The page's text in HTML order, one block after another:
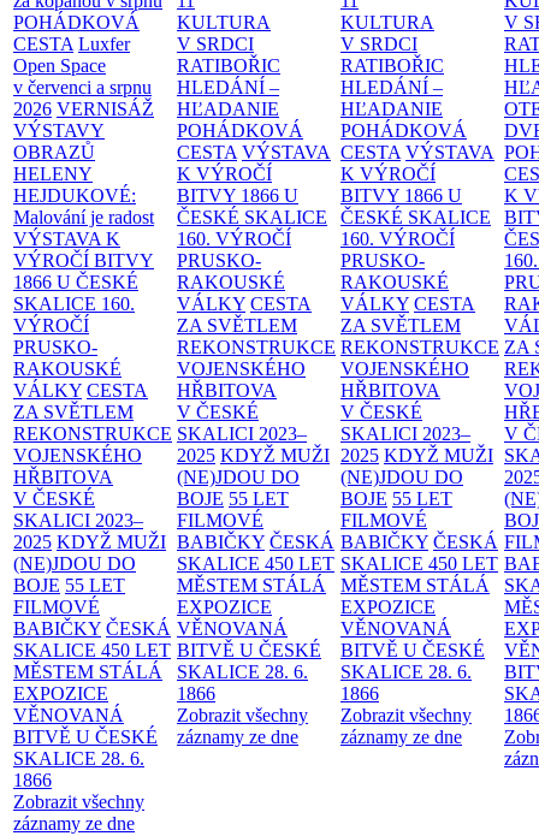
POHÁDKOVÁ
CESTA Luxfer
Open Space
v červenci a srpnu
2026 VERNISÁŽ
VÝSTAVY
OBRAZŮ
HELENY
HEJDUKOVÉ:
Malování je radost
VÝSTAVA K
VÝROČÍ BITVY
1866 U ČESKÉ
SKALICE 160.
VÝROČÍ
PRUSKO-
RAKOUSKÉ
VÁLKY CESTA
ZA SVĚTLEM
REKONSTRUKCE
VOJENSKÉHO
HŘBITOVA
V ČESKÉ
SKALICI 2023–
2025 KDYŽ MUŽI
(NE)JDOU DO
BOJE 55 LET
FILMOVÉ
BABIČKY ČESKÁ
SKALICE 450 LET
MĚSTEM STÁLÁ
EXPOZICE
VĚNOVANÁ
BITVĚ U ČESKÉ
SKALICE 28. 6.
1866
Zobrazit všechny
záznamy ze dne
KULTURA
V SRDCI
RATIBOŘIC
HLEDÁNÍ –
HĽADANIE
POHÁDKOVÁ
CESTA VÝSTAVA
K VÝROČÍ
BITVY 1866 U
ČESKÉ SKALICE
160. VÝROČÍ
PRUSKO-
RAKOUSKÉ
VÁLKY CESTA
ZA SVĚTLEM
REKONSTRUKCE
VOJENSKÉHO
HŘBITOVA
V ČESKÉ
SKALICI 2023–
2025 KDYŽ MUŽI
(NE)JDOU DO
BOJE 55 LET
FILMOVÉ
BABIČKY ČESKÁ
SKALICE 450 LET
MĚSTEM STÁLÁ
EXPOZICE
VĚNOVANÁ
BITVĚ U ČESKÉ
SKALICE 28. 6.
1866
Zobrazit všechny
záznamy ze dne
KULTURA
V SRDCI
RATIBOŘIC
HLEDÁNÍ –
HĽADANIE
POHÁDKOVÁ
CESTA VÝSTAVA
K VÝROČÍ
BITVY 1866 U
ČESKÉ SKALICE
160. VÝROČÍ
PRUSKO-
RAKOUSKÉ
VÁLKY CESTA
ZA SVĚTLEM
REKONSTRUKCE
VOJENSKÉHO
HŘBITOVA
V ČESKÉ
SKALICI 2023–
2025 KDYŽ MUŽI
(NE)JDOU DO
BOJE 55 LET
FILMOVÉ
BABIČKY ČESKÁ
SKALICE 450 LET
MĚSTEM STÁLÁ
EXPOZICE
VĚNOVANÁ
BITVĚ U ČESKÉ
SKALICE 28. 6.
1866
Zobrazit všechny
záznamy ze dne
V
K
ZA
V